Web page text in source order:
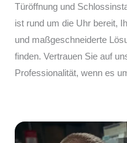
Türöffnung und
ist rund um die Uhr bereit,
und maßgeschneiderte
finden. Vertrauen Sie auf
Professionalität, wenn es